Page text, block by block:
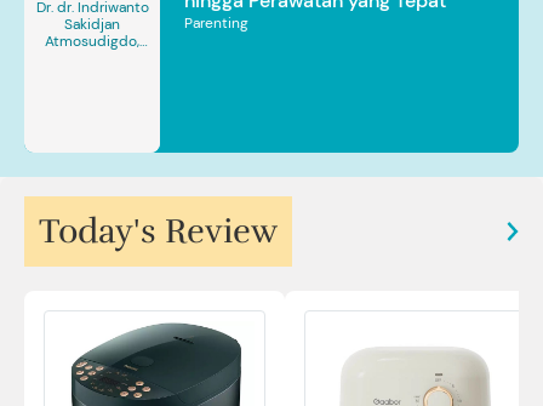
Dr. dr. Indriwanto
Sakidjan
Atmosudigdo,
Parenting
Today's Review